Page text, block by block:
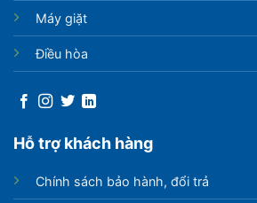
Máy giặt
Điều hòa
Hỗ trợ khách hàng
Chính sách bảo hành, đổi trả